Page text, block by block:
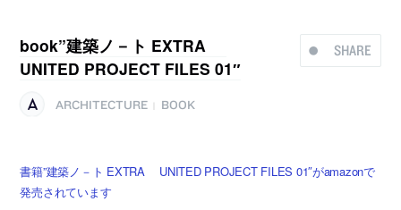
SHARE
book”建築ノ－ト EXTRA
UNITED PROJECT FILES 01″
ARCHITECTURE BOOK
書籍”建築ノ－ト EXTRA UNITED PROJECT FILES 01″がamazonで
発売されています